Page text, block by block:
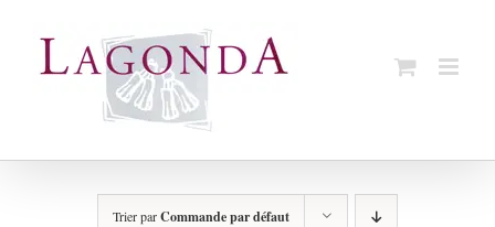
Trier parCommande par défaut